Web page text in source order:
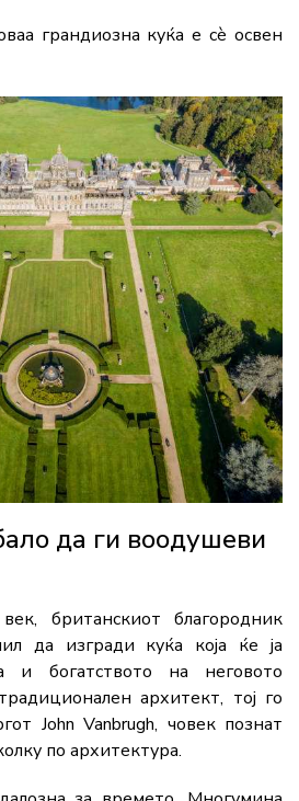
грандиозна куќа е сè освен
да ги воодушеви
британскиот благородник
да изгради куќа која ќе ја
и богатството на неговото
архитект, тој го
John Vanbrugh, човек познат
по архитектура.